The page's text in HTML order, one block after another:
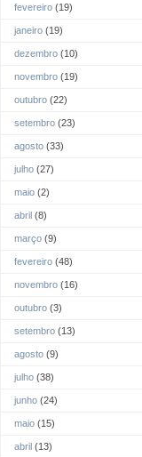
fevereiro (19)
janeiro (19)
dezembro (10)
novembro (19)
outubro (22)
setembro (23)
agosto (33)
julho (27)
maio (2)
abril (8)
março (9)
fevereiro (48)
novembro (16)
outubro (3)
setembro (13)
agosto (9)
julho (38)
junho (24)
maio (15)
abril (13)